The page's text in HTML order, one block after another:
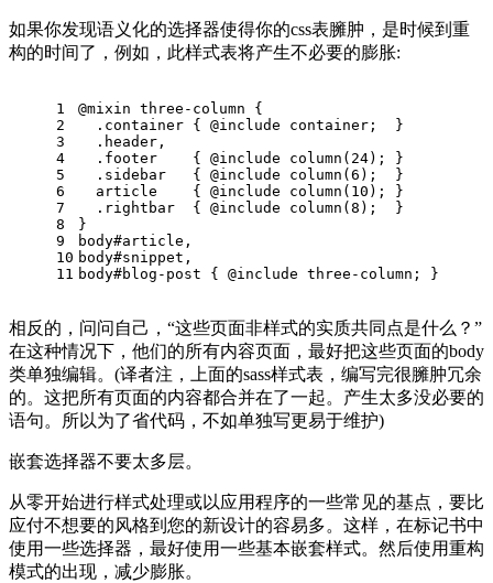
如果你发现语义化的选择器使得你的css表臃肿，是时候到重
构的时间了，例如，此样式表将产生不必要的膨胀:
1
2
3
4
5
6
7
8
9
10
11
@mixin three-column {
  .container { @include container;  }
  .header,
  .footer    { @include column(24); }
  .sidebar   { @include column(6);  }
  article    { @include column(10); }
  .rightbar  { @include column(8);  }
}
body#article,
body#snippet,
body#blog-post { @include three-column; }
相反的，问问自己，“这些页面非样式的实质共同点是什么？”
在这种情况下，他们的所有内容页面，最好把这些页面的body
类单独编辑。(译者注，上面的sass样式表，编写完很臃肿冗余
的。这把所有页面的内容都合并在了一起。产生太多没必要的
语句。所以为了省代码，不如单独写更易于维护)
嵌套选择器不要太多层。
从零开始进行样式处理或以应用程序的一些常见的基点，要比
应付不想要的风格到您的新设计的容易多。这样，在标记书中
使用一些选择器，最好使用一些基本嵌套样式。然后使用重构
模式的出现，减少膨胀。